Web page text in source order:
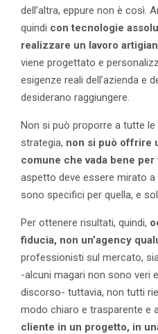
dell’altra, eppure non è così.
quindi con tecnologie
realizzare un lavoro
viene progettato e
esigenze reali dell’azienda e
desiderano raggiungere.
Non si può proporre a tutte
strategia, non si può offrire
comune che vada bene per
aspetto deve essere mirato
sono specifici per quella, e
Per ottenere risultati, quindi,
fiducia, non un’agency
professionisti sul mercato,
-alcuni magari non sono veri
discorso- tuttavia, non tutti
modo chiaro e trasparente e
cliente in un progetto, in